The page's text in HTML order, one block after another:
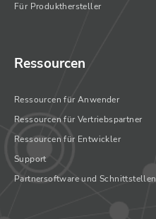
Für Produkthersteller
Ressourcen
Ressourcen für Anwender
Ressourcen für Vertriebspartner
Ressourcen für Entwickler
Support
Partnersoftware und Schnittstellen